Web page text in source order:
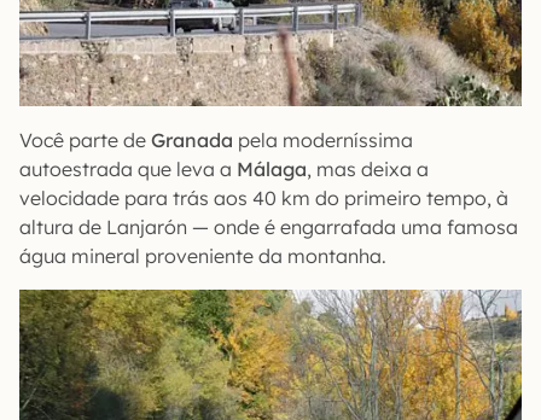
Você parte de Granada pela moderníssima
autoestrada que leva a Málaga, mas deixa a
velocidade para trás aos 40 km do primeiro tempo, à
altura de Lanjarón — onde é engarrafada uma famosa
água mineral proveniente da montanha.